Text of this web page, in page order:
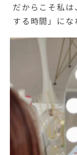
だからこそ私
する時間」にな